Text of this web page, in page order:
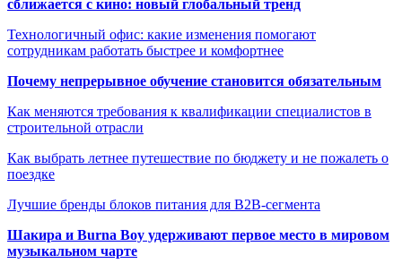
сближается с кино: новый глобальный тренд
Технологичный офис: какие изменения помогают
сотрудникам работать быстрее и комфортнее
Почему непрерывное обучение становится обязательным
Как меняются требования к квалификации специалистов в
строительной отрасли
Как выбрать летнее путешествие по бюджету и не пожалеть о
поездке
Лучшие бренды блоков питания для B2B-сегмента
Шакира и Burna Boy удерживают первое место в мировом
музыкальном чарте